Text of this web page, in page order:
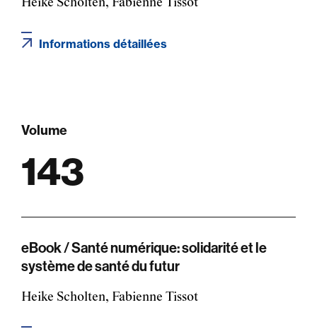
Informations détaillées
Volume
143
eBook / Santé numérique: solidarité et le
système de santé du futur
Heike Scholten, Fabienne Tissot